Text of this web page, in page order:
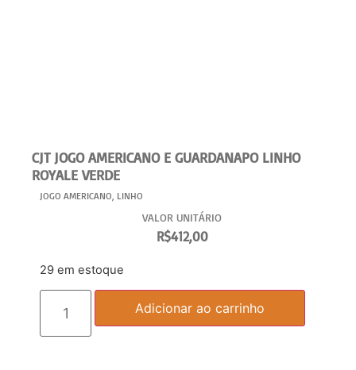
CJT JOGO AMERICANO E GUARDANAPO LINHO
ROYALE VERDE
JOGO AMERICANO LINHO
VALOR UNITÁRIO
R$412,00
29 em estoque
Adicionar ao carrinho